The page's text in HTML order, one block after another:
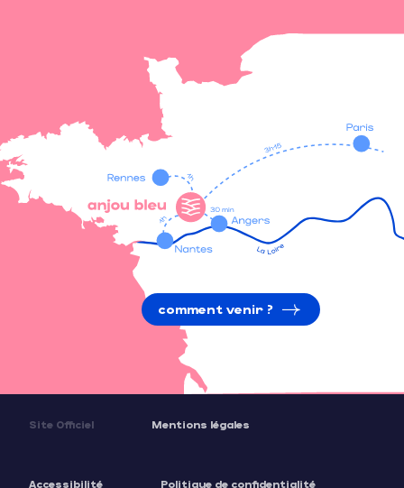
comment venir ?
Site Officiel Mentions légales
Accessibilité Politique de confidentialité